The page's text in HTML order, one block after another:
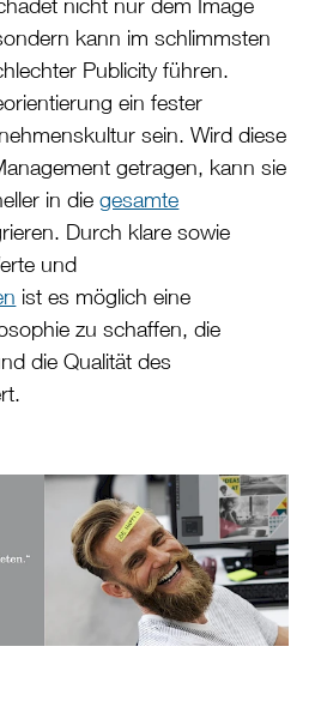
nicht nur dem Image
kann im schlimmsten
Publicity führen.
ein fester
sein. Wird diese
getragen, kann sie
in diegesamte
Durch klare sowie
und
ist es möglich eine
zu schaffen, die
die Qualität des